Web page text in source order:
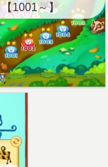
【1001～】